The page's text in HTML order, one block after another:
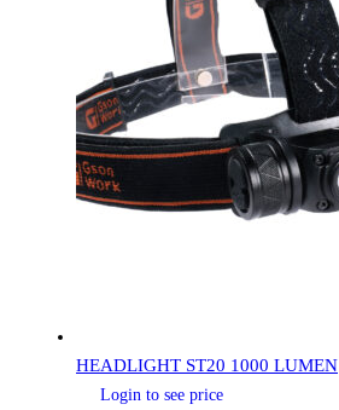
HEADLIGHT ST20 1000 LUMEN
Login to see price